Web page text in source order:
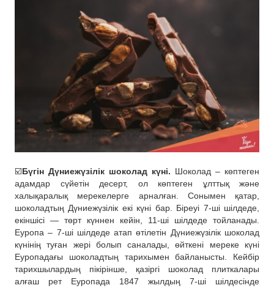
☑️Бүгін Дүниежүзілік шоколад күні. Шоколад – көптеген
адамдар сүйетін десерт, ол көптеген ұлттық және
халықаралық мерекелерге арналған. Сонымен қатар,
шоколадтың Дүниежүзілік екі күні бар. Біреуі 7-ші шілдеде,
екіншісі — төрт күннен кейін, 11-ші шілдеде тойланады.
Еуропа – 7-ші шілдеде атап өтілетін Дүниежүзілік шоколад
күнінің туған жері болып саналады, өйткені мереке күні
Еуропадағы шоколадтың тарихымен байланысты. Кейбір
тарихшылардың пікірінше, қазіргі шоколад плиткалары
алғаш рет Еуропада 1847 жылдың 7-ші шілдесінде